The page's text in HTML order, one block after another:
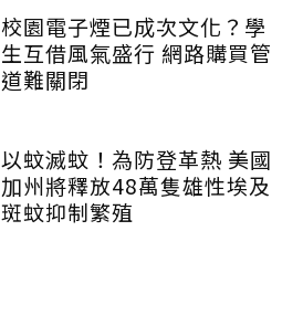
校園電子煙已成次文化？學
生互借風氣盛行 網路購買管
道難關閉
以蚊滅蚊！為防登革熱 美國
加州將釋放48萬隻雄性埃及
斑蚊抑制繁殖